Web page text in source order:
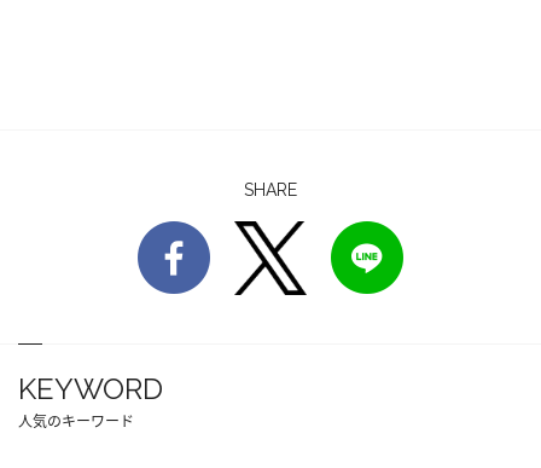
SHARE
KEYWORD
人気のキーワード